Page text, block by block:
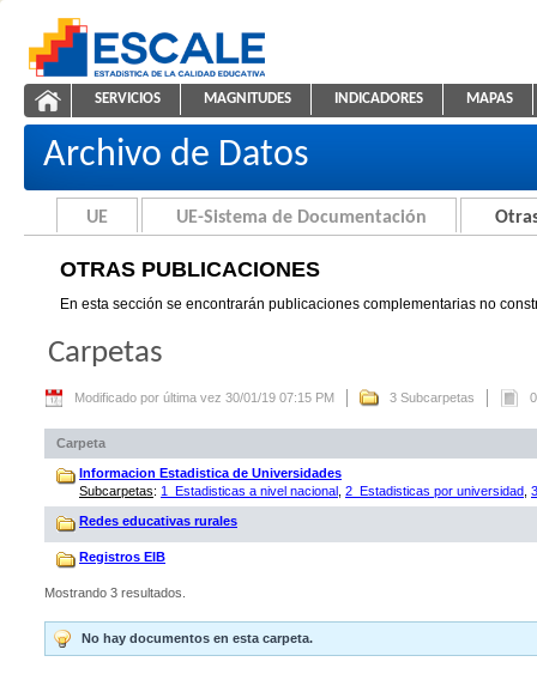
ESCALE - Unidad de Estadística Educativa
Otras Publicaciones
NAVEGACIÓN
SERVICIOS MAGNITUDES INDICADORES MAPAS
Archivo de Datos
UE UE-Sistema de Documentación
OTRAS PUBLICACIONES
En esta sección se encontrarán publicaciones complementarias no
Carpetas
Modificado por última vez 30/01/19 07:15 PM 3 Subcarpetas
Carpeta
Informacion Estadistica de Universidades
Subcarpetas: 1_Estadisticas a nivel nacional 2_Estadisticas por universidad
Redes educativas rurales
Registros EIB
Mostrando 3 resultados.
No hay documentos en esta carpeta.